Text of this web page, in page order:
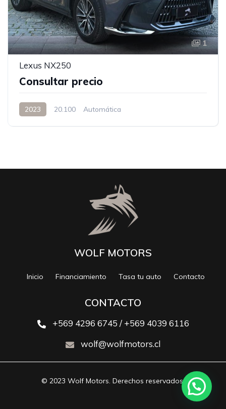
1
Lexus NX250
Consultar precio
2023 20.100 Automática
WOLF MOTORS
Inicio Financiamiento Tasa tu auto Contacto
CONTACTO
+569 4296 6745 / +569 4039 6116
wolf@wolfmotors.cl
© 2023 Wolf Motors. Derechos reservados.